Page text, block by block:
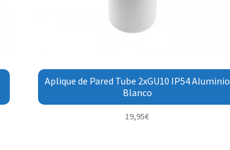
Aplique de Pared Tube 2xGU10 IP54 Aluminio
Blanco
19,95€